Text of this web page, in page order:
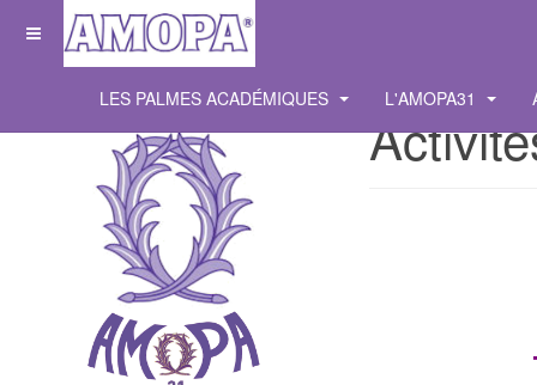
LES PALMES ACADÉMIQUES L'AMOPA31